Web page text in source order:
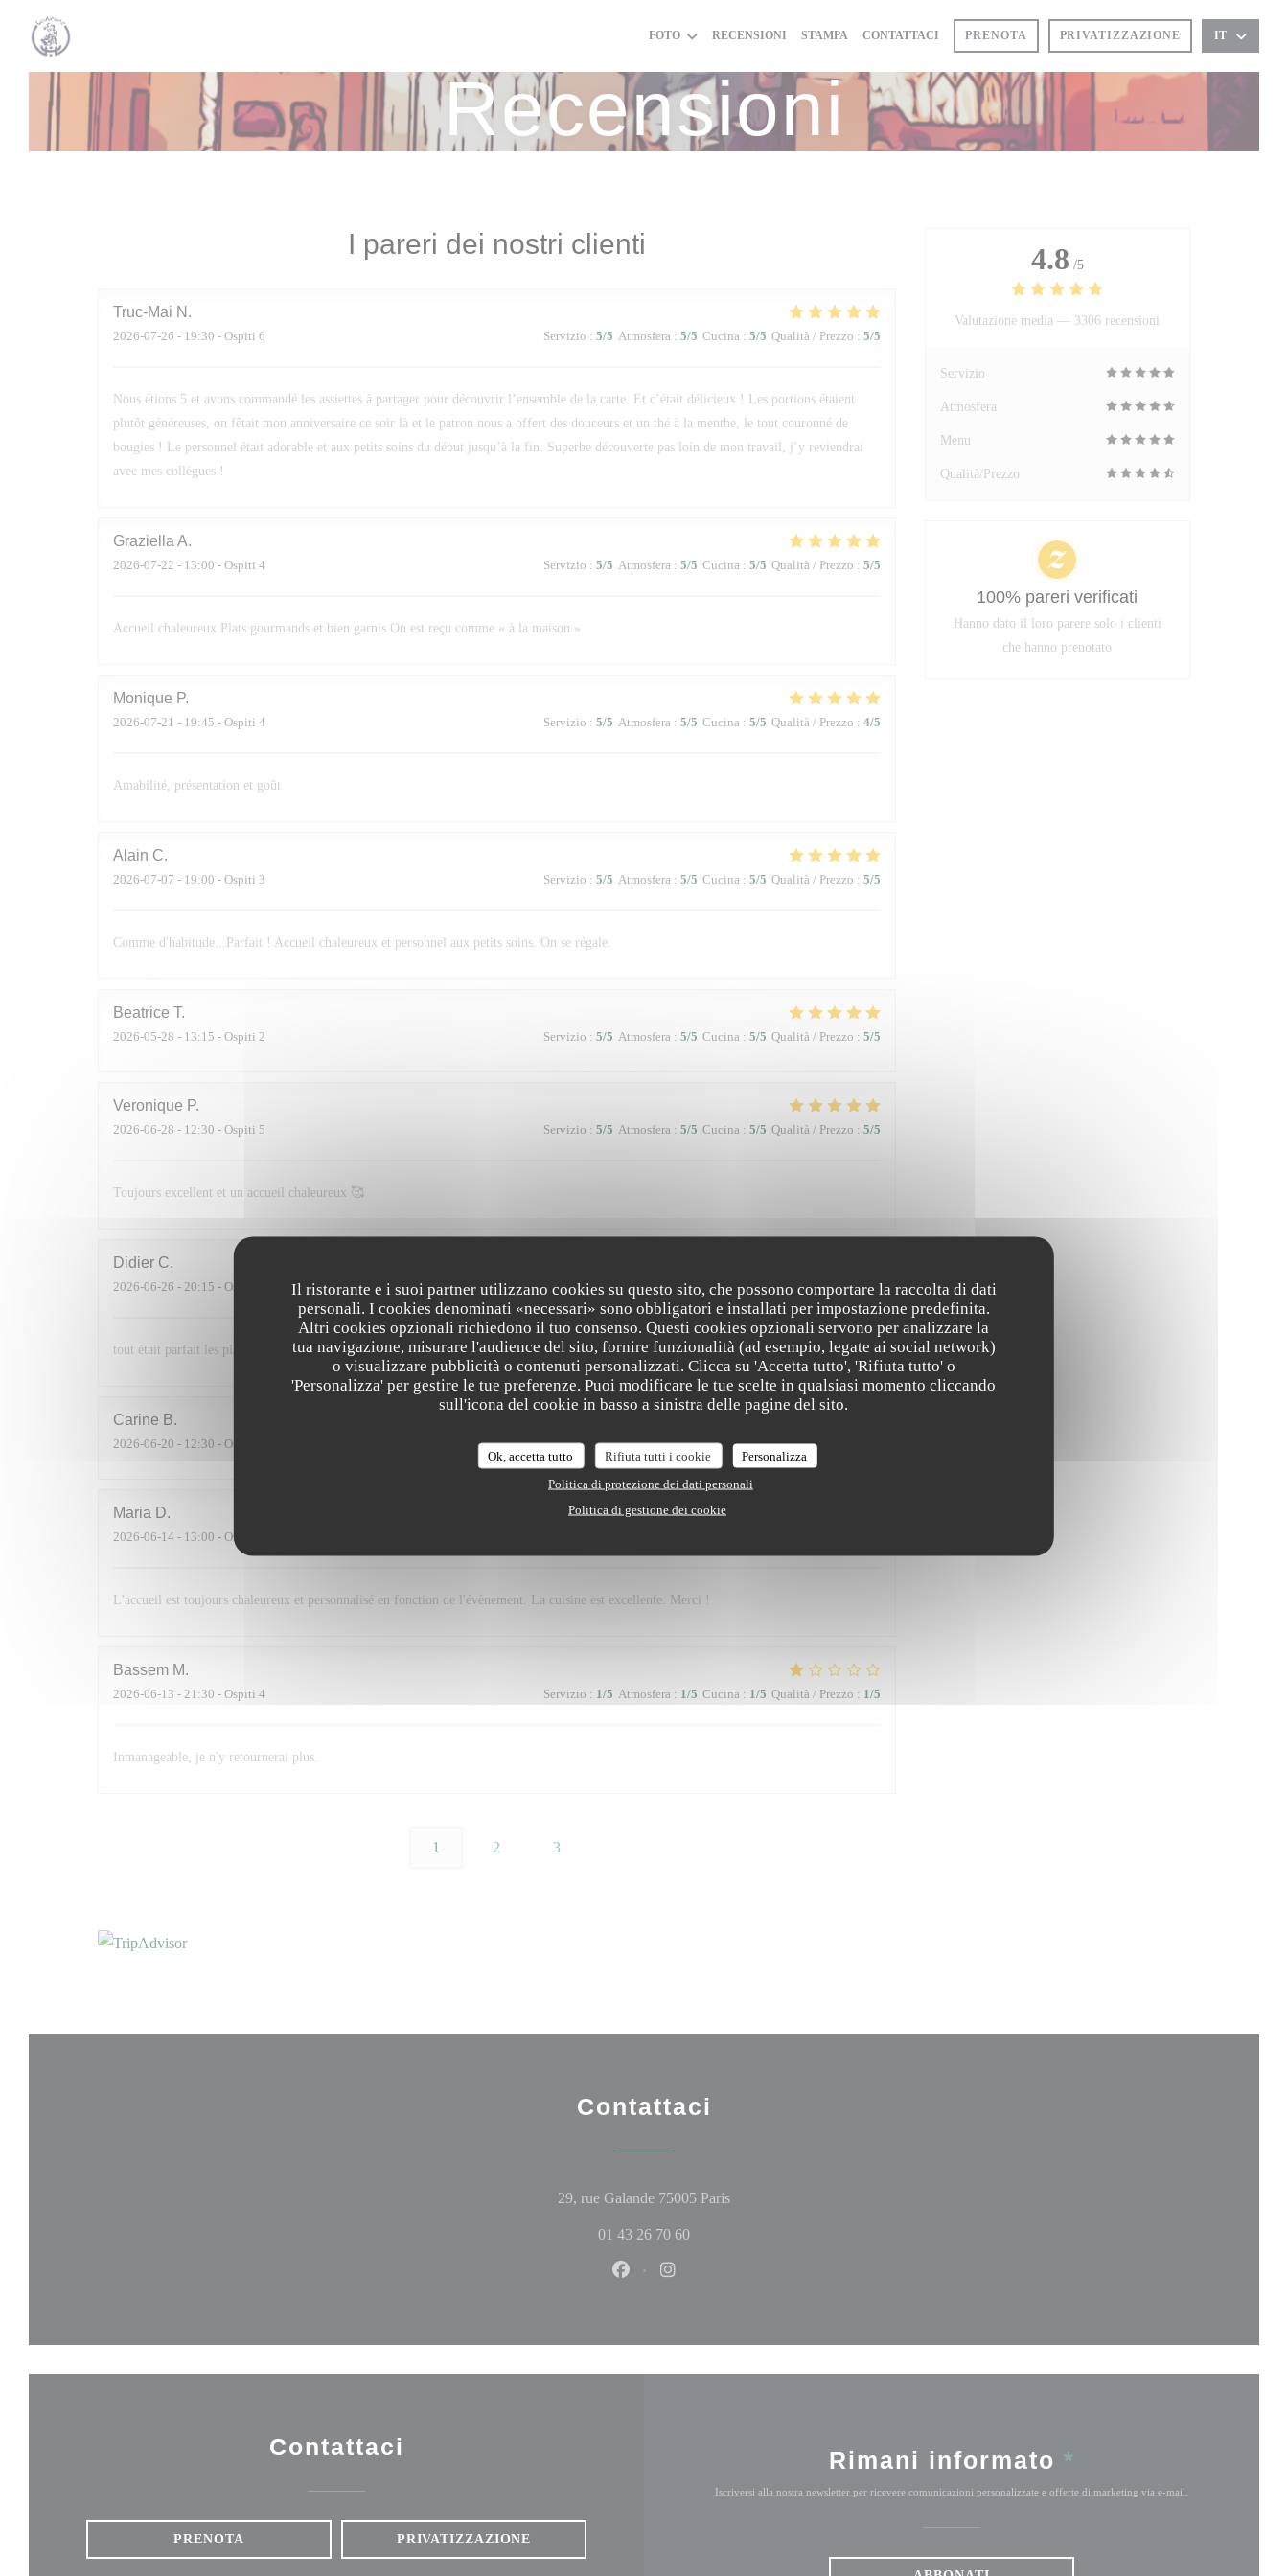
Personalizzazione delle tue scelte sui cookie
Il ristorante e i suoi partner utilizzano cookies su questo sito, che possono comportare la raccolta di dati
personali. I cookies denominati «necessari» sono obbligatori e installati per impostazione predefinita.
Altri cookies opzionali richiedono il tuo consenso. Questi cookies opzionali servono per analizzare la
tua navigazione, misurare l'audience del sito, fornire funzionalità (ad esempio, legate ai social network)
o visualizzare pubblicità o contenuti personalizzati. Clicca su 'Accetta tutto', 'Rifiuta tutto' o
'Personalizza' per gestire le tue preferenze. Puoi modificare le tue scelte in qualsiasi momento cliccando
sull'icona del cookie in basso a sinistra delle pagine del sito.
Ok, accetta tutto Rifiuta tutti i cookie
Personalizza
Politica di protezione dei dati personali
Politica di gestione dei cookie
FOTO RECENSIONI STAMPA CONTATTACI PRENOTA PRIVATIZZAZIONE IT
Recensioni
I pareri dei nostri clienti
Truc-Mai N
2026-07-26 - 19:30 - Ospiti 6 Servizio : 5/5 Atmosfera : 5/5 Cucina : 5/5 Qualità / Prezzo : 5/5
Nous étions 5 et avons commandé les assiettes à partager pour découvrir l’ensemble de la carte. Et c’était délicieux ! Les portions étaient
plutôt généreuses, on fêtait mon anniversaire ce soir là et le patron nous a offert des douceurs et un thé à la menthe, le tout couronné de
bougies ! Le personnel était adorable et aux petits soins du début jusqu’à la fin. Superbe découverte pas loin de mon travail, j’y reviendrai
avec mes collègues !
Graziella A
2026-07-22 - 13:00 - Ospiti 4 Servizio : 5/5 Atmosfera : 5/5 Cucina : 5/5 Qualità / Prezzo : 5/5
Accueil chaleureux Plats gourmands et bien garnis On est reçu comme « à la maison »
Monique P
2026-07-21 - 19:45 - Ospiti 4 Servizio : 5/5 Atmosfera : 5/5 Cucina : 5/5 Qualità / Prezzo : 4/5
Amabilité, présentation et goût
Alain C
2026-07-07 - 19:00 - Ospiti 3 Servizio : 5/5 Atmosfera : 5/5 Cucina : 5/5 Qualità / Prezzo : 5/5
Comme d'habitude...Parfait ! Accueil chaleureux et personnel aux petits soins. On se régale.
Beatrice T
2026-05-28 - 13:15 - Ospiti 2 Servizio : 5/5 Atmosfera : 5/5 Cucina : 5/5 Qualità / Prezzo : 5/5
Veronique P
2026-06-28 - 12:30 - Ospiti 5 Servizio : 5/5 Atmosfera : 5/5 Cucina : 5/5 Qualità / Prezzo : 5/5
Toujours excellent et un accueil chaleureux 🥰
Didier C
2026-06-26 - 20:15 - Ospiti 4 Servizio: 5/5 Atmosfera: 5/5 Cucina: 5/5 Qualità / Prezzo: 5/5
tout était parfait les plats étaient délicieux et le service parfait et sympathique
Carine B
2026-06-20 - 12:30 - Ospiti 5 Servizio 2/5 Atmosfera: 1/5 Cucina: 2/5 Qualità / Prezzo
Maria D
2026-06-14 - 13:00 - Ospiti 10
L'accueil est toujours chaleureux et personnalisé en fonction de l'évènement. La cuisine est excellente. Merci !
Bassem M
2026-06-13 - 21:30 - Ospiti 4 Servizio : 1/5 Atmosfera : 1/5 Cucina : 1/5 Qualità / Prezzo : 1/5
Inmanageable, je n'y retournerai plus.
1 2 3
4.8 /5
Valutazione media — 3306 recensioni
Servizio
Atmosfera
Menu
Qualità/Prezzo
100% pareri verificati
Hanno dato il loro parere solo i clienti
che hanno prenotato
Contattaci
29, rue Galande 75005 Paris((apre una nuova finestra))
01 43 26 70 60
Facebook ((apre una nuova finestra))
Contattaci
PRENOTA PRIVATIZZAZIONE
Rimani informato *
Iscriversi alla nostra newsletter per ricevere comunicazioni personalizzate e offerte di marketing via e-mail.